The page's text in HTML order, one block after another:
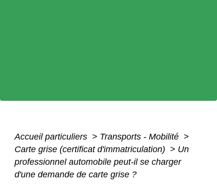
Accueil particuliers > Transports - Mobilité >
Carte grise (certificat d'immatriculation) > Un
professionnel automobile peut-il se charger
d'une demande de carte grise ?